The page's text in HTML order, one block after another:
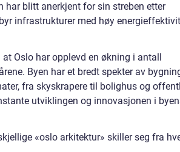
har blitt anerkjent for sin streben etter
infrastrukturer med høy
Oslo har opplevd en økning i antall
Byen har et bredt spekter av
fra skyskrapere til bolighus og
utviklingen og innovasjonen i
«oslo arkitektur» skiller seg fra